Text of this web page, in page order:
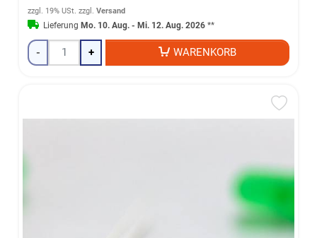
zzgl. 19% USt. zzgl.Versand
Lieferung Mo. 10. Aug. - Mi. 12. Aug. 2026 **
- + WARENKORB